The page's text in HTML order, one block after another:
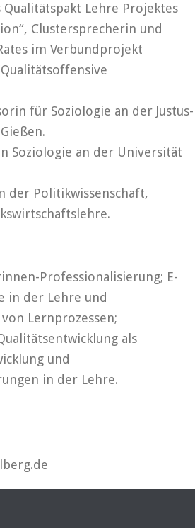
Lehre Projektes
Clustersprecherin und
im Verbundprojekt
für Soziologie an der Justus-
Soziologie an der Universität
der Politikwissenschaft,
Professionalisierung; E-
in der Lehre und
Lernprozessen;
als
und
in der Lehre.